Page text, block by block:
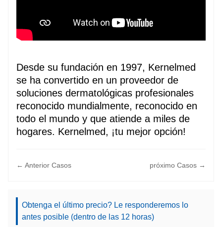
Desde su fundación en 1997, Kernelmed
se ha convertido en un proveedor de
soluciones dermatológicas profesionales
reconocido mundialmente, reconocido en
todo el mundo y que atiende a miles de
hogares. Kernelmed, ¡tu mejor opción!
← Anterior Casos próximo Casos →
Obtenga el último precio? Le responderemos lo
antes posible (dentro de las 12 horas)